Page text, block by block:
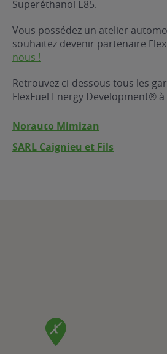
gratuit
?
Superéthanol E85.
Vous possédez un atelier
souhaitez devenir partenaire
nous !
Retrouvez ci-dessous tous les
FlexFuel Energy Development®
Norauto Mimizan
SARL Caignieu et Fils